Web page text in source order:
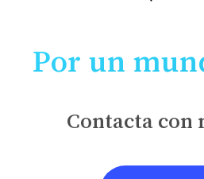
Por un
Contacta con